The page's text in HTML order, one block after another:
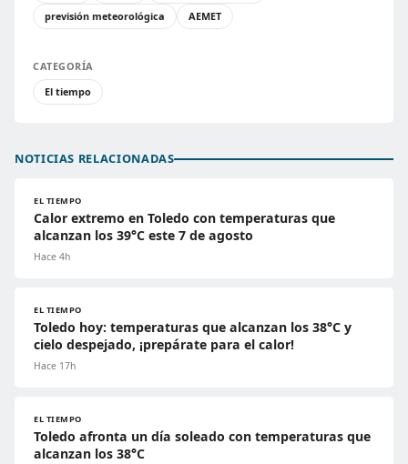
previsión meteorológica
AEMET
CATEGORÍA
El tiempo
NOTICIAS RELACIONADAS
EL TIEMPO
Calor extremo en Toledo con temperaturas que
alcanzan los 39°C este 7 de agosto
Hace 4h
EL TIEMPO
Toledo hoy: temperaturas que alcanzan los 38°C y
cielo despejado, ¡prepárate para el calor!
Hace 17h
EL TIEMPO
Toledo afronta un día soleado con temperaturas que
alcanzan los 38°C